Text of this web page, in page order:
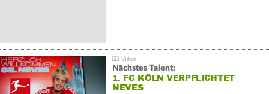
Nächstes Talent:
1. FC KÖLN VERPFLICHTET
NEVES